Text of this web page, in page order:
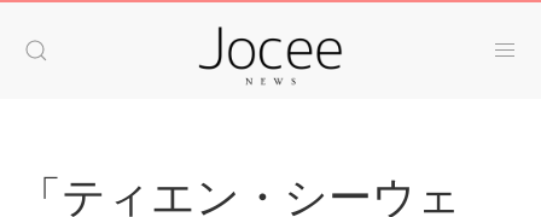
「ティエン・シーウェ